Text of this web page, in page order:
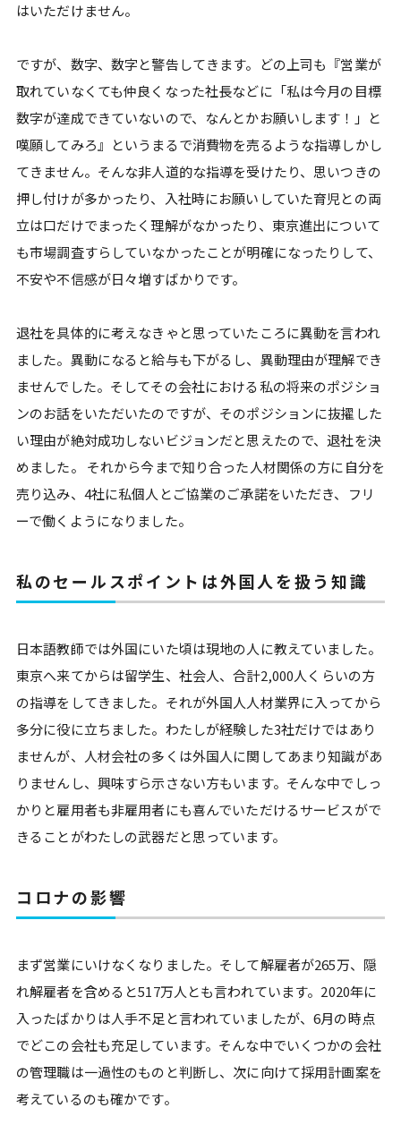
はいただけません。
ですが、数字、数字と警告してきます。どの上司も『営業が
取れていなくても仲良くなった社長などに「私は今月の目標
数字が達成できていないので、なんとかお願いします！」と
嘆願してみろ』というまるで消費物を売るような指導しかし
てきません。そんな非人道的な指導を受けたり、思いつきの
押し付けが多かったり、入社時にお願いしていた育児との両
立は口だけでまったく理解がなかったり、東京進出について
も市場調査すらしていなかったことが明確になったりして、
不安や不信感が日々増すばかりです。
退社を具体的に考えなきゃと思っていたころに異動を言われ
ました。異動になると給与も下がるし、異動理由が理解でき
ませんでした。そしてその会社における私の将来のポジショ
ンのお話をいただいたのですが、そのポジションに抜擢した
い理由が絶対成功しないビジョンだと思えたので、退社を決
めました。 それから今まで知り合った人材関係の方に自分を
売り込み、4社に私個人とご協業のご承諾をいただき、フリ
ーで働くようになりました。
私のセールスポイントは外国人を扱う知識
日本語教師では外国にいた頃は現地の人に教えていました。
東京へ来てからは留学生、社会人、合計2,000人くらいの方
の指導をしてきました。それが外国人人材業界に入ってから
多分に役に立ちました。わたしが経験した3社だけではあり
ませんが、人材会社の多くは外国人に関してあまり知識があ
りませんし、興味すら示さない方もいます。そんな中でしっ
かりと雇用者も非雇用者にも喜んでいただけるサービスがで
きることがわたしの武器だと思っています。
コロナの影響
まず営業にいけなくなりました。そして解雇者が265万、隠
れ解雇者を含めると517万人とも言われています。2020年に
入ったばかりは人手不足と言われていましたが、6月の時点
でどこの会社も充足しています。そんな中でいくつかの会社
の管理職は一過性のものと判断し、次に向けて採用計画案を
考えているのも確かです。